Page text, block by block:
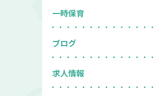
一時保育
ブログ
求人情報